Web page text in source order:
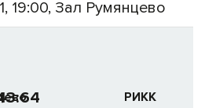
19:00, Зал Румянцево
РИКК